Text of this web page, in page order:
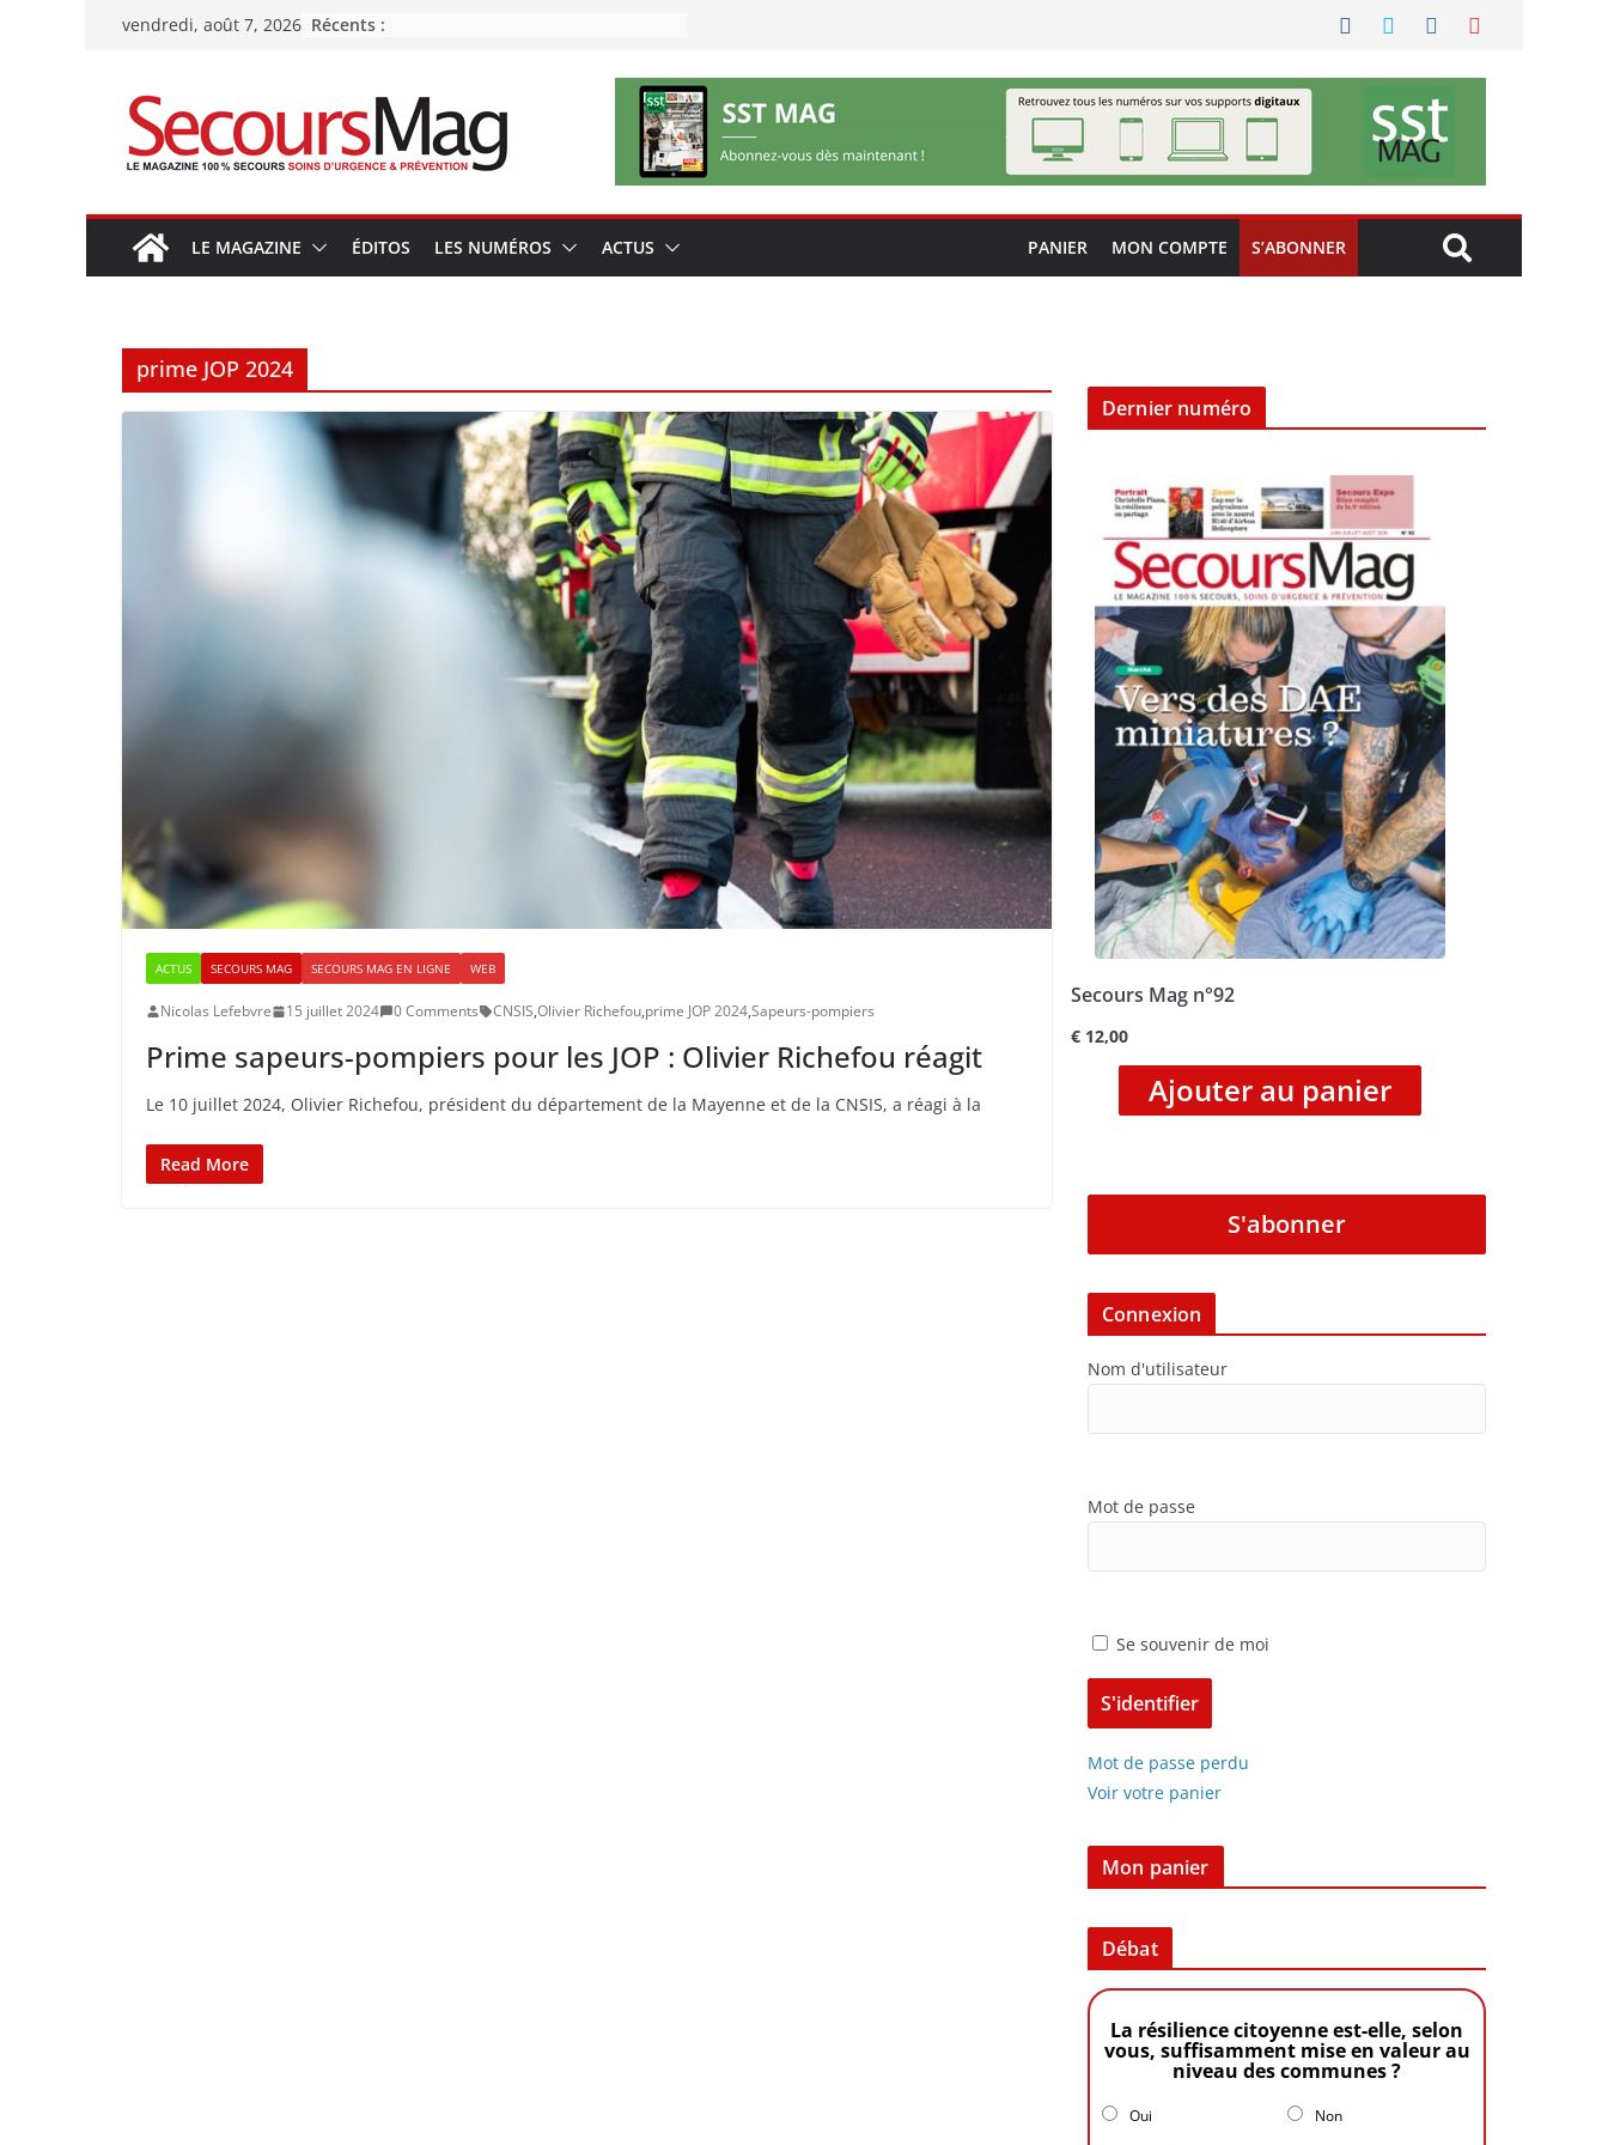
Passervendredi, août 7, 2026 Récents :
LE MAGAZINE ÉDITOS LES NUMÉROS ACTUS PANIER MON COMPTE S’ABONNER
prime JOP 2024
ACTUS SECOURS MAG SECOURS MAG EN LIGNE WEB
Nicolas Lefebvre 15 juillet 2024 0 Comments CNSIS,Olivier Richefou,prime JOP 2024,Sapeurs-pompiers
Prime sapeurs-pompiers pour les JOP : Olivier Richefou réagit
Le 10 juillet 2024, Olivier Richefou, président du département de la Mayenne et de la CNSIS, a réagi à la
Read More
Dernier numéro
Secours Mag n°92
€ 12,00
Ajouter au panier
S'abonner
Connexion
Nom d'utilisateur
Mot de passe
Se souvenir de moi
Mot de passe perdu
Voir votre panier
Mon panier
Débat
La résilience citoyenne est-elle, selon
vous, suffisamment mise en valeur au
niveau des communes ?
Oui Non